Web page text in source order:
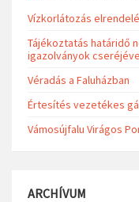
Vízkorlátozás
Tájékoztatás határidő
igazolványok
Véradás a Faluházban
Értesítés vezetékes
Vámosújfalu Virágos
ARCHÍVUM